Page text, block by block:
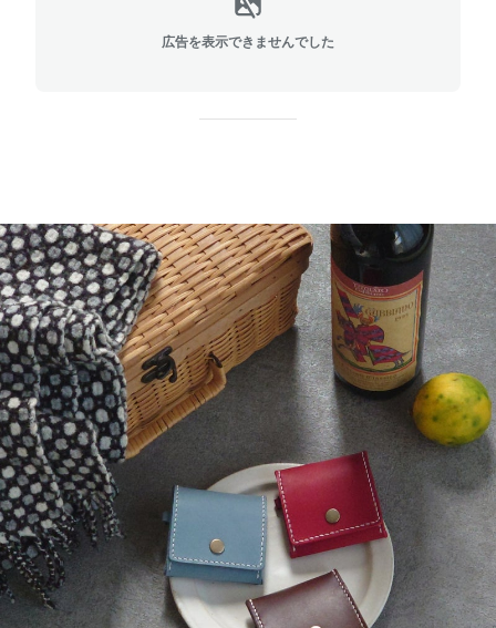
広告を表示できませんでした